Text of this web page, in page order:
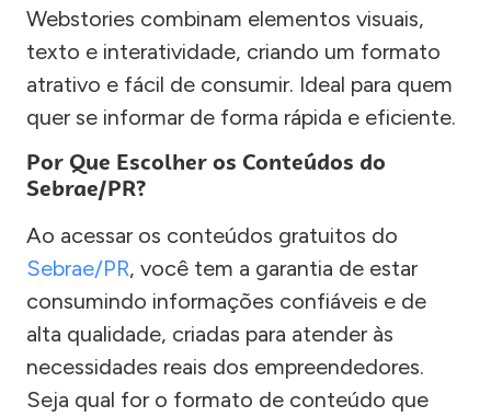
Webstories combinam elementos visuais,
texto e interatividade, criando um formato
atrativo e fácil de consumir. Ideal para quem
quer se informar de forma rápida e eficiente.
Por Que Escolher os Conteúdos do
Sebrae/PR?
Ao acessar os conteúdos gratuitos do
Sebrae/PR, você tem a garantia de estar
consumindo informações confiáveis e de
alta qualidade, criadas para atender às
necessidades reais dos empreendedores.
Seja qual for o formato de conteúdo que